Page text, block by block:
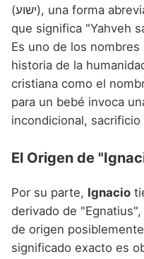
Nombres de
Nombres de
Nombres de
Nombres de
Nombres de
Nombres de
(ישוע), una forma abreviada de "Yehoshua" (יהושע),
que significa "Yahveh
Es uno de los
historia de la
cristiana como el
para un bebé invoca
incondicional, sacrificio
El Origen de
Por su parte, Ignacio
derivado de
de origen
significado exacto es